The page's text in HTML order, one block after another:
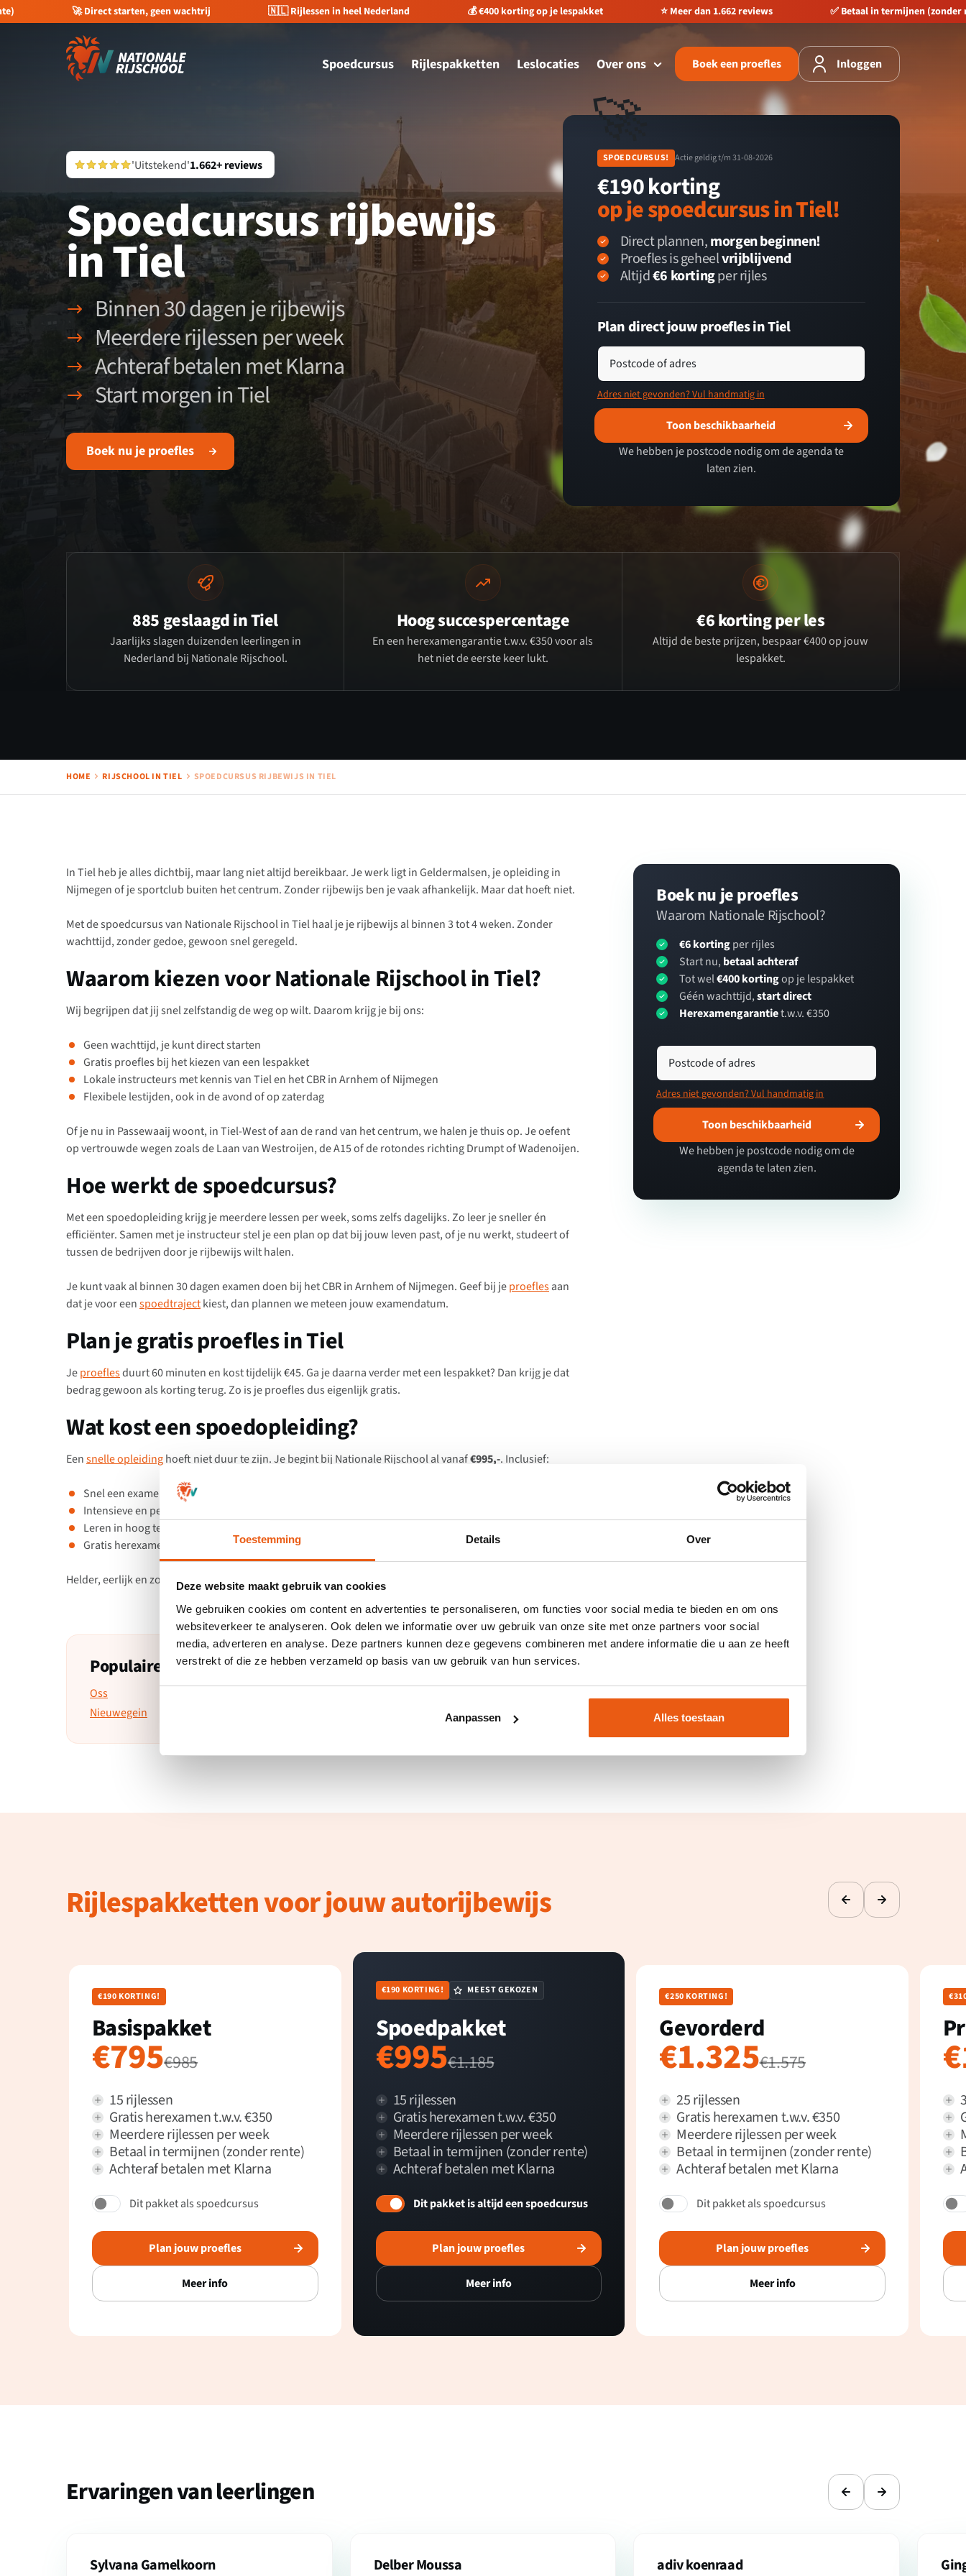
Toestemming Details Over
Deze website maakt gebruik van cookies
We gebruiken cookies om content en advertenties te personaliseren, om functies voor social media te bieden en om ons
websiteverkeer te analyseren. Ook delen we informatie over uw gebruik van onze site met onze partners voor social
media, adverteren en analyse. Deze partners kunnen deze gegevens combineren met andere informatie die u aan ze heeft
verstrekt of die ze hebben verzameld op basis van uw gebruik van hun services.
Aanpassen Alles toestaan
🇳🇱 Rijlessen in heel Nederland 💰 €400 korting op je lespakket ⭐️ Meer dan 1.662 reviews ✅ Betaal in termijnen (zonder rente) 🚀 Direct starten, geen
Spoedcursus Rijlespakketten Leslocaties Over ons Boek een proefles Inloggen
'Uitstekend'1.662+ reviews
Spoedcursus rijbewijs
in Tiel
Binnen 30 dagen je rijbewijs
Meerdere rijlessen per week
Achteraf betalen met Klarna
Start morgen in Tiel
Boek nu je proefles
🚀
SPOEDCURSUS! Actie geldig t/m 31-08-2026
€190 korting
op je spoedcursus in Tiel!
Direct plannen,morgen beginnen!
Proefles is geheelvrijblijvend
Altijd€6 kortingper rijles
Plan direct jouw proefles in Tiel
Postcode of adres
Adres niet gevonden? Vul handmatig in
Toon beschikbaarheid
We hebben je postcode nodig om de agenda te
laten zien.
885 geslaagd in Tiel
Jaarlijks slagen duizenden leerlingen in
Nederland bij Nationale Rijschool.
Hoog succespercentage
En een herexamengarantie t.w.v. €350 voor als
het niet de eerste keer lukt.
€6 korting per les
Altijd de beste prijzen, bespaar €400 op jouw
lespakket.
HOME RIJSCHOOL IN TIEL SPOEDCURSUS RIJBEWIJS IN TIEL
In Tiel heb je alles dichtbij, maar lang niet altijd bereikbaar. Je werk ligt in Geldermalsen, je opleiding in
Nijmegen of je sportclub buiten het centrum. Zonder rijbewijs ben je vaak afhankelijk. Maar dat hoeft niet.
Met de spoedcursus van Nationale Rijschool in Tiel haal je je rijbewijs al binnen 3 tot 4 weken. Zonder
wachttijd, zonder gedoe, gewoon snel geregeld.
Waarom kiezen voor Nationale Rijschool in Tiel?
Wij begrijpen dat jij snel zelfstandig de weg op wilt. Daarom krijg je bij ons:
Geen wachttijd, je kunt direct starten
Gratis proefles bij het kiezen van een lespakket
Lokale instructeurs met kennis van Tiel en het CBR in Arnhem of Nijmegen
Flexibele lestijden, ook in de avond of op zaterdag
Of je nu in Passewaaij woont, in Tiel-West of aan de rand van het centrum, we halen je thuis op. Je oefent
op vertrouwde wegen zoals de Laan van Westroijen, de A15 of de rotondes richting Drumpt of Wadenoijen.
Hoe werkt de spoedcursus?
Met een spoedopleiding krijg je meerdere lessen per week, soms zelfs dagelijks. Zo leer je sneller én
efficiënter. Samen met je instructeur stel je een plan op dat bij jouw leven past, of je nu werkt, studeert of
tussen de bedrijven door je rijbewijs wilt halen.
Je kunt vaak al binnen 30 dagen examen doen bij het CBR in Arnhem of Nijmegen. Geef bij jeproeflesaan
dat je voor eenspoedtrajectkiest, dan plannen we meteen jouw examendatum.
Plan je gratis proefles in Tiel
Jeproeflesduurt 60 minuten en kost tijdelijk €45. Ga je daarna verder met een lespakket? Dan krijg je dat
bedrag gewoon als korting terug. Zo is je proefles dus eigenlijk gratis.
Wat kost een spoedopleiding?
Eensnelle opleidinghoeft niet duur te zijn. Je begint bij Nationale Rijschool al vanaf€995,-. Inclusief:
Snel een examendatum vastgelegd
Intensieve en persoonlijke begeleiding
Leren in hoog tempo met directe feedback
Gratis herexamen als je zakt
Helder, eerlijk en zonder verrassingen.
Populaire spoedcursus locaties in de buurt
Oss
Nieuwegein
Boek nu je proefles
Waarom Nationale Rijschool?
€6 kortingper rijles
Start nu, betaal achteraf
Tot wel€400 kortingop je lespakket
Géén wachttijd,start direct
Herexamengarantiet.w.v. €350
Postcode of adres
Adres niet gevonden? Vul handmatig in
Toon beschikbaarheid
We hebben je postcode nodig om de
agenda te laten zien.
Rijlespakketten voor jouw autorijbewijs
€190 KORTING!
Basispakket
€795€985
15 rijlessen
Gratis herexamen t.w.v. €350
Meerdere rijlessen per week
Betaal in termijnen (zonder rente)
Achteraf betalen met Klarna
Dit pakket als spoedcursus
Plan jouw proefles
Meer info
€190 KORTING! MEEST GEKOZEN
Spoedpakket
€995€1.185
15 rijlessen
Gratis herexamen t.w.v. €350
Meerdere rijlessen per week
Betaal in termijnen (zonder rente)
Achteraf betalen met Klarna
Dit pakket is altijd een spoedcursus
Plan jouw proefles
Meer info
€250 KORTING!
Gevorderd
€1.325€1.575
25 rijlessen
Gratis herexamen t.w.v. €350
Meerdere rijlessen per week
Betaal in termijnen (zonder rente)
Achteraf betalen met Klarna
Dit pakket als spoedcursus
Plan jouw proefles
Meer info
Ervaringen van leerlingen
Sylvana Gamelkoorn Delber Moussa adiv koenraad